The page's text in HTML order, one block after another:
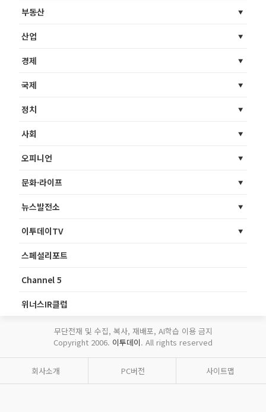
부동산
산업
경제
국제
정치
사회
오피니언
문화·라이프
뉴스발전소
이투데이TV
스페셜리포트
Channel 5
위너스IR클럽
무단전재 및 수집, 복사, 재배포, AI학습 이용 금지
Copyright 2006. 이투데이. All rights reserved
회사소개 PC버전 사이트맵